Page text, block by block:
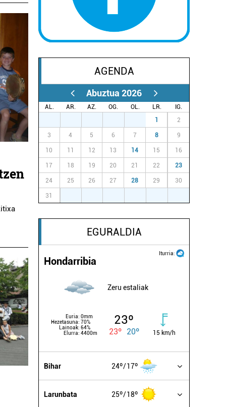
AGENDA
Abuztua 2026
AL. AR. AZ. OG. OL. LR.
IG.
1 2
3 4 5 6 7 8 9
10 11 12 13 14 15 16
17 18 19 20 21 22 23
24 25 26 27 28 29 30
31
EGURALDIA
Iturria:
Hondarribia
Zeru estaliak
Euria: 0mm
Hezetasuna: 70%
Lainoak: 64%
Elurra: 4400m
23º
23º 20º 15 km/h
Bihar 24º 17º
Larunbata 25º 18º